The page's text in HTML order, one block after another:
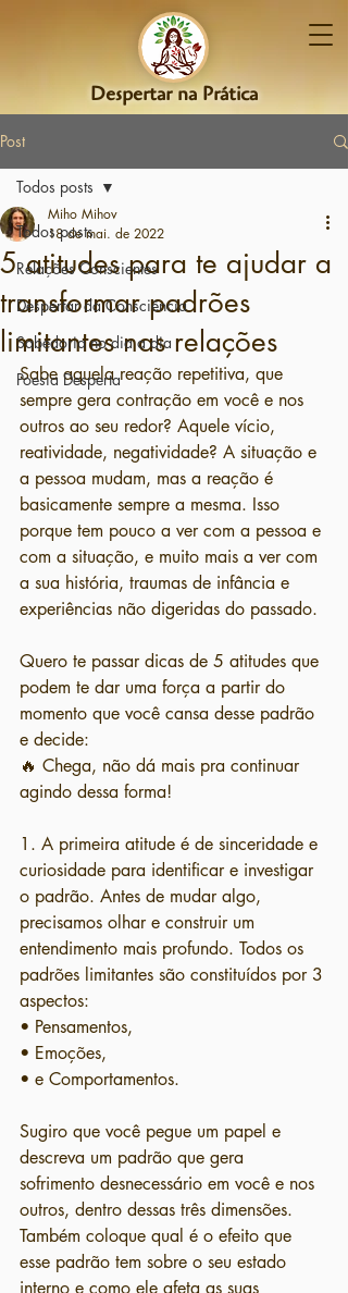
Despertar na Prática
Post
Todos posts
Relações Conscientes
Despertar da Consciência
Sabedoria no dia a dia
Poesia Desperta
Todos posts
5 atitudes para te ajudar a
transformar padrões
limitantes nas relações
Miho Mihov
18 de mai. de 2022
Sabe aquela reação repetitiva, que
sempre gera contração em você e nos
outros ao seu redor? Aquele vício,
reatividade, negatividade? A situação e
a pessoa mudam, mas a reação é
basicamente sempre a mesma. Isso
porque tem pouco a ver com a pessoa e
com a situação, e muito mais a ver com
a sua história, traumas de infância e
experiências não digeridas do passado.
Quero te passar dicas de 5 atitudes que
podem te dar uma força a partir do
momento que você cansa desse padrão
e decide:
🔥 Chega, não dá mais pra continuar
agindo dessa forma!
1. A primeira atitude é de sinceridade e
curiosidade para identificar e investigar
o padrão. Antes de mudar algo,
precisamos olhar e construir um
entendimento mais profundo. Todos os
padrões limitantes são constituídos por 3
aspectos:
• Pensamentos,
• Emoções,
• e Comportamentos.
Sugiro que você pegue um papel e
descreva um padrão que gera
sofrimento desnecessário em você e nos
outros, dentro dessas três dimensões.
Também coloque qual é o efeito que
esse padrão tem sobre o seu estado
interno e como ele afeta as suas